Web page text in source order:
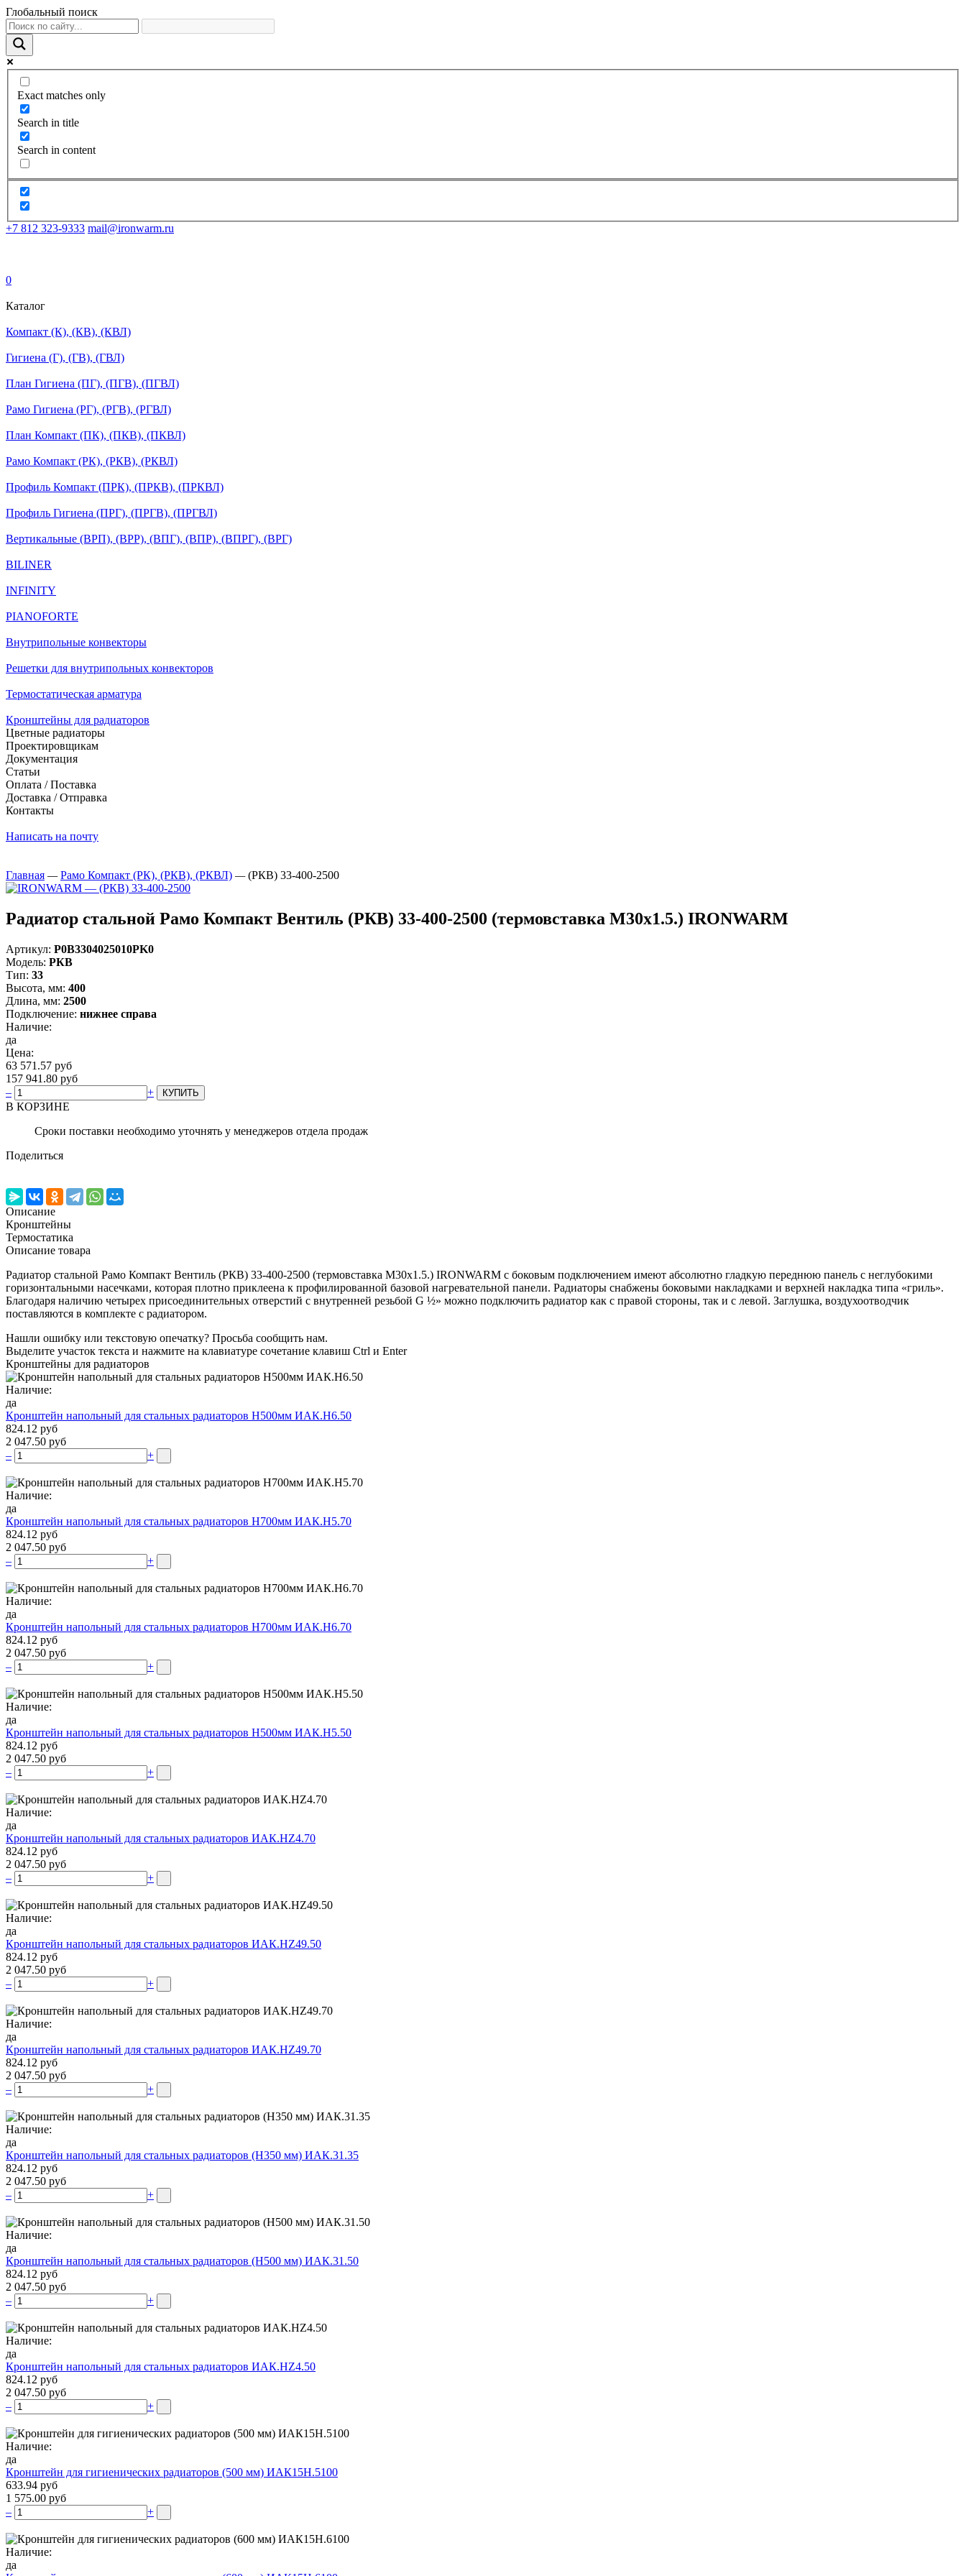
Глобальный поиск
Exact matches only
Search in title
Search in content
+7 812 323-9333 mail@ironwarm.ru
0
Каталог
Компакт (К), (КВ), (КВЛ)
Гигиена (Г), (ГВ), (ГВЛ)
План Гигиена (ПГ), (ПГВ), (ПГВЛ)
Рамо Гигиена (РГ), (РГВ), (РГВЛ)
План Компакт (ПК), (ПКВ), (ПКВЛ)
Рамо Компакт (РК), (РКВ), (РКВЛ)
Профиль Компакт (ПРК), (ПРКВ), (ПРКВЛ)
Профиль Гигиена (ПРГ), (ПРГВ), (ПРГВЛ)
Вертикальные (ВРП), (ВРР), (ВПГ), (ВПР), (ВПРГ), (ВРГ)
BILINER
INFINITY
PIANOFORTE
Внутрипольные конвекторы
Решетки для внутрипольных конвекторов
Термостатическая арматура
Кронштейны для радиаторов
Цветные радиаторы
Проектировщикам
Документация
Статьи
Оплата / Поставка
Доставка / Отправка
Контакты
Написать на почту
Главная — Рамо Компакт (РК), (РКВ), (РКВЛ) — (РКВ) 33-400-2500
Радиатор стальной Рамо Компакт Вентиль (РКВ) 33-400-2500 (термовставка М30х1.5.) IRONWARM
Артикул: Р0В3304025010PK0
Модель: РКВ
Тип: 33
Высота, мм: 400
Длина, мм: 2500
Подключение: нижнее справа
Наличие:
да
Цена:
63 571.57 руб
157 941.80 руб
–
+
В КОРЗИНЕ
Сроки поставки необходимо уточнять у менеджеров отдела продаж
Поделиться
Описание
Кронштейны
Термостатика
Описание товара
Радиатор стальной Рамо Компакт Вентиль (РКВ) 33-400-2500 (термовставка М30х1.5.) IRONWARM с боковым подключением имеют абсолютно гладкую переднюю панель с неглубокими
горизонтальными насечками, которая плотно приклеена к профилированной базовой нагревательной панели. Радиаторы снабжены боковыми накладками и верхней накладка типа «гриль».
Благодаря наличию четырех присоединительных отверстий с внутренней резьбой G ½» можно подключить радиатор как с правой стороны, так и с левой. Заглушка, воздухоотводчик
поставляются в комплекте с радиатором.
Нашли ошибку или текстовую опечатку? Просьба сообщить нам.
Выделите участок текста и нажмите на клавиатуре сочетание клавиш Ctrl и Enter
Кронштейны для радиаторов
Наличие:
да
Кронштейн напольный для стальных радиаторов Н500мм ИАК.Н6.50
824.12 руб
2 047.50 руб
–
+
Наличие:
да
Кронштейн напольный для стальных радиаторов Н700мм ИАК.Н5.70
824.12 руб
2 047.50 руб
–
+
Наличие:
да
Кронштейн напольный для стальных радиаторов Н700мм ИАК.Н6.70
824.12 руб
2 047.50 руб
–
+
Наличие:
да
Кронштейн напольный для стальных радиаторов Н500мм ИАК.Н5.50
824.12 руб
2 047.50 руб
–
+
Наличие:
да
Кронштейн напольный для стальных радиаторов ИАК.НZ4.70
824.12 руб
2 047.50 руб
–
+
Наличие:
да
Кронштейн напольный для стальных радиаторов ИАК.НZ49.50
824.12 руб
2 047.50 руб
–
+
Наличие:
да
Кронштейн напольный для стальных радиаторов ИАК.НZ49.70
824.12 руб
2 047.50 руб
–
+
Наличие:
да
Кронштейн напольный для стальных радиаторов (Н350 мм) ИАК.31.35
824.12 руб
2 047.50 руб
–
+
Наличие:
да
Кронштейн напольный для стальных радиаторов (Н500 мм) ИАК.31.50
824.12 руб
2 047.50 руб
–
+
Наличие:
да
Кронштейн напольный для стальных радиаторов ИАК.НZ4.50
824.12 руб
2 047.50 руб
–
+
Наличие:
да
Кронштейн для гигиенических радиаторов (500 мм) ИАК15Н.5100
633.94 руб
1 575.00 руб
–
+
Наличие:
да